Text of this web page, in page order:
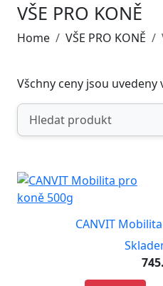
VŠE PRO KONĚ
Home VŠE PRO KONĚ
Všchny ceny jsou uvedeny
CANVIT